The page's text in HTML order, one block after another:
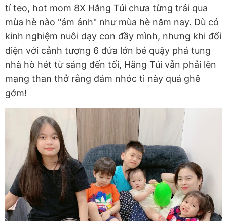
tí teo, hot mom 8X Hằng Túi chưa từng trải qua
mùa hè nào "ám ảnh" như mùa hè năm nay. Dù có
kinh nghiệm nuôi dạy con đầy mình, nhưng khi đối
diện với cảnh tượng 6 đứa lớn bé quậy phá tung
nhà hò hét từ sáng đến tối, Hằng Túi vẫn phải lên
mạng than thở rằng đám nhóc tì này quá ghê
gớm!